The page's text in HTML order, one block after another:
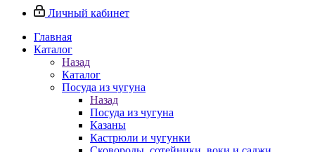
Личный кабинет
Главная
Каталог
Назад
Каталог
Посуда из чугуна
Назад
Посуда из чугуна
Казаны
Кастрюли и чугунки